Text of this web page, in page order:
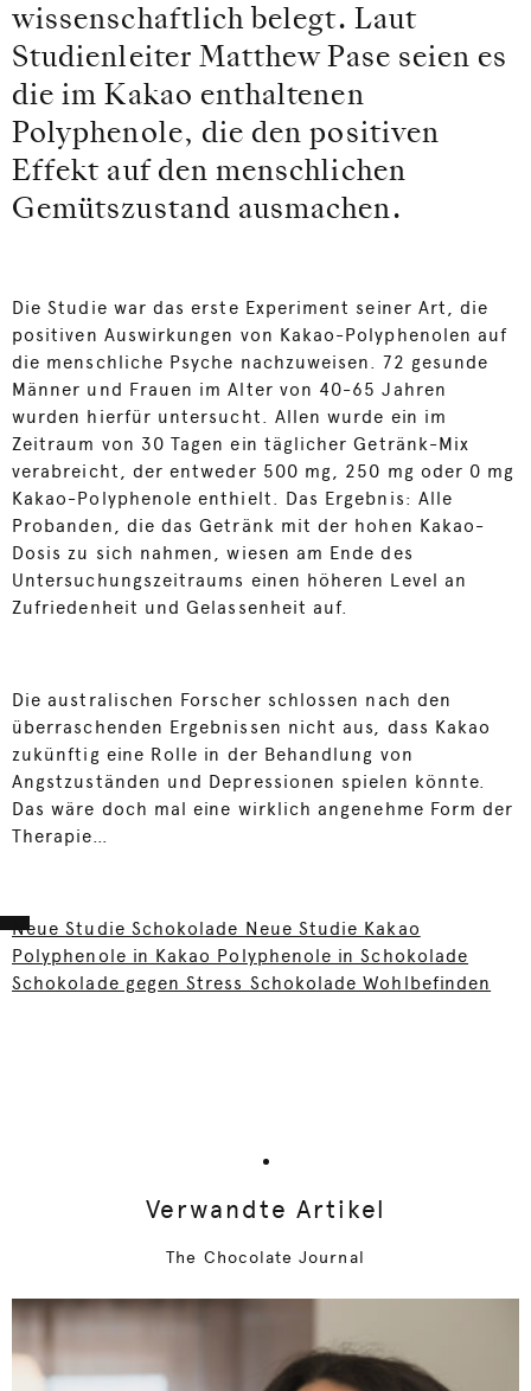
wissenschaftlich belegt. Laut
Studienleiter Matthew Pase seien es
die im Kakao enthaltenen
Polyphenole, die den positiven
Effekt auf den menschlichen
Gemütszustand ausmachen.
Die Studie war das erste Experiment seiner Art, die
positiven Auswirkungen von Kakao-Polyphenolen auf
die menschliche Psyche nachzuweisen. 72 gesunde
Männer und Frauen im Alter von 40-65 Jahren
wurden hierfür untersucht. Allen wurde ein im
Zeitraum von 30 Tagen ein täglicher Getränk-Mix
verabreicht, der entweder 500 mg, 250 mg oder 0 mg
Kakao-Polyphenole enthielt. Das Ergebnis: Alle
Probanden, die das Getränk mit der hohen Kakao-
Dosis zu sich nahmen, wiesen am Ende des
Untersuchungszeitraums einen höheren Level an
Zufriedenheit und Gelassenheit auf.
Die australischen Forscher schlossen nach den
überraschenden Ergebnissen nicht aus, dass Kakao
zukünftig eine Rolle in der Behandlung von
Angstzuständen und Depressionen spielen könnte.
Das wäre doch mal eine wirklich angenehme Form der
Therapie…
Neue Studie Schokolade Neue Studie Kakao
Polyphenole in Kakao Polyphenole in Schokolade
Schokolade gegen Stress Schokolade Wohlbefinden
Verwandte Artikel
The Chocolate Journal